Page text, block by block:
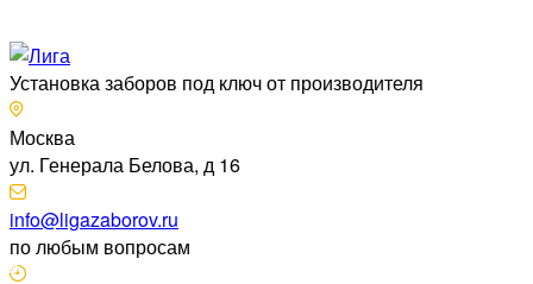
Установка заборов под ключ от производителя
Москва
ул. Генерала Белова, д 16
info@ligazaborov.ru
по любым вопросам